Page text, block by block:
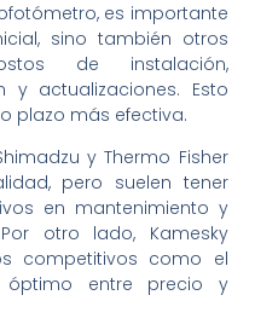
es importante
sino también otros
de instalación,
y actualizaciones. Esto
plazo más efectiva.
y Thermo Fisher
pero suelen tener
en mantenimiento y
otro lado, Kamesky
competitivos como el
entre precio y